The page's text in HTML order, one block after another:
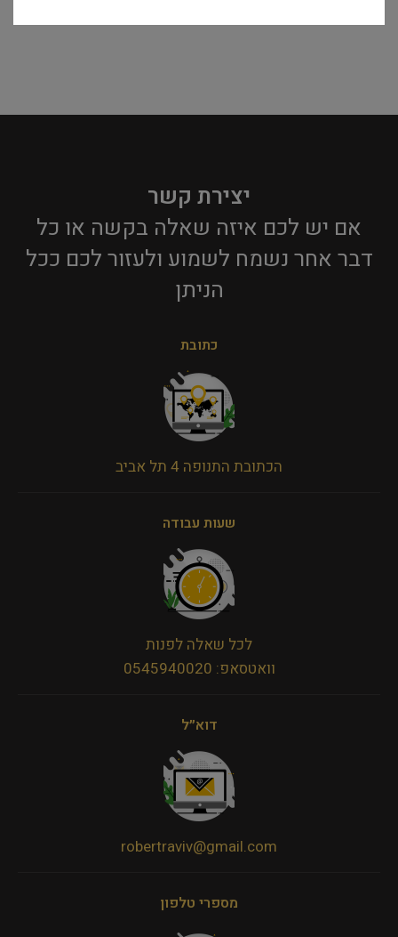
יצירת קשר
אם יש לכם איזה שאלה בקשה או כל
דבר אחר נשמח לשמוע ולעזור לכם ככל
הניתן​
כתובת
הכתובת התנופה 4 תל אביב
שעות עבודה
לכל שאלה לפנות
וואטסאפ: 0545940020
דוא״ל
robertraviv@gmail.com
מספרי טלפון